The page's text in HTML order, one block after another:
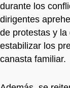
durante los
dirigentes
de protestas y
estabilizar los
canasta familiar.